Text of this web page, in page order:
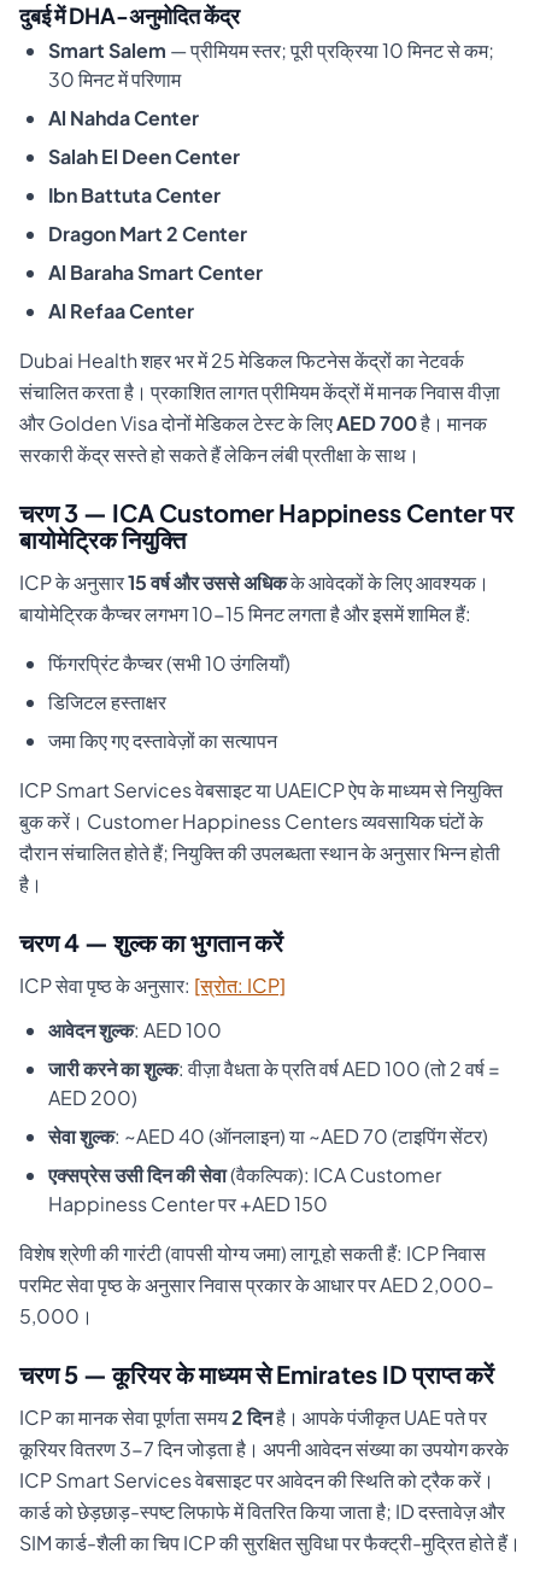
दुबई में DHA-अनुमोदित केंद्र
Smart Salem — प्रीमियम स्तर; पूरी प्रक्रिया 10 मिनट से कम;
30 मिनट में परिणाम
Al Nahda Center
Salah El Deen Center
Ibn Battuta Center
Dragon Mart 2 Center
Al Baraha Smart Center
Al Refaa Center
Dubai Health शहर भर में 25 मेडिकल फिटनेस केंद्रों का नेटवर्क
संचालित करता है। प्रकाशित लागत प्रीमियम केंद्रों में मानक निवास वीज़ा
और Golden Visa दोनों मेडिकल टेस्ट के लिएAED 700है। मानक
सरकारी केंद्र सस्ते हो सकते हैं लेकिन लंबी प्रतीक्षा के साथ।
चरण 3 — ICA Customer Happiness Center पर
बायोमेट्रिक नियुक्ति
ICP के अनुसार15 वर्ष और उससे अधिकके आवेदकों के लिए आवश्यक।
बायोमेट्रिक कैप्चर लगभग 10-15 मिनट लगता है और इसमें शामिल हैं:
फिंगरप्रिंट कैप्चर (सभी 10 उंगलियाँ)
डिजिटल हस्ताक्षर
जमा किए गए दस्तावेज़ों का सत्यापन
ICP Smart Services वेबसाइट या UAEICP ऐप के माध्यम से नियुक्ति
बुक करें। Customer Happiness Centers व्यवसायिक घंटों के
दौरान संचालित होते हैं; नियुक्ति की उपलब्धता स्थान के अनुसार भिन्न होती
है।
चरण 4 — शुल्क का भुगतान करें
ICP सेवा पृष्ठ के अनुसार: [स्रोत: ICP]
आवेदन शुल्क: AED 100
जारी करने का शुल्क: वीज़ा वैधता के प्रति वर्ष AED 100 (तो 2 वर्ष =
AED 200)
सेवा शुल्क: ~AED 40 (ऑनलाइन) या ~AED 70 (टाइपिंग सेंटर)
एक्सप्रेस उसी दिन की सेवा(वैकल्पिक): ICA Customer
Happiness Center पर +AED 150
विशेष श्रेणी की गारंटी (वापसी योग्य जमा) लागू हो सकती हैं: ICP निवास
परमिट सेवा पृष्ठ के अनुसार निवास प्रकार के आधार पर AED 2,000-
5,000।
चरण 5 — कूरियर के माध्यम से Emirates ID प्राप्त करें
ICP का मानक सेवा पूर्णता समय2 दिनहै। आपके पंजीकृत UAE पते पर
कूरियर वितरण 3-7 दिन जोड़ता है। अपनी आवेदन संख्या का उपयोग करके
ICP Smart Services वेबसाइट पर आवेदन की स्थिति को ट्रैक करें।
कार्ड को छेड़छाड़-स्पष्ट लिफाफे में वितरित किया जाता है; ID दस्तावेज़ और
SIM कार्ड-शैली का चिप ICP की सुरक्षित सुविधा पर फैक्ट्री-मुद्रित होते हैं।